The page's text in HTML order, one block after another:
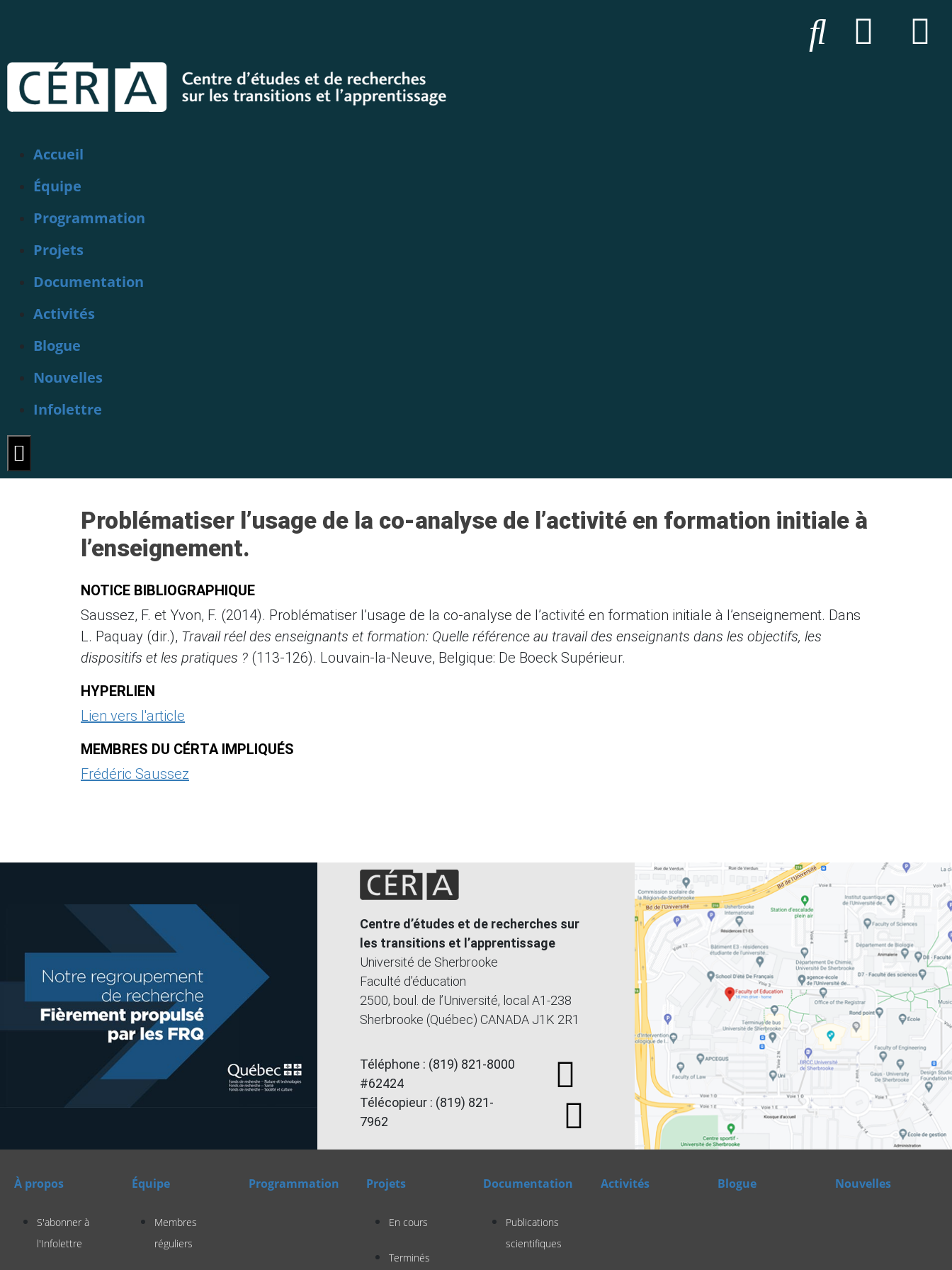
Accueil
Équipe
Programmation
Projets
Documentation
Activités
Blogue
Nouvelles
Infolettre
Hamburger Toggle Menu
Problématiser l’usage de la co-analyse de l’activité en formation initiale à
l’enseignement.
NOTICE BIBLIOGRAPHIQUE
Saussez, F. et Yvon, F. (2014). Problématiser l’usage de la co-analyse de l’activité en formation initiale à l’enseignement. Dans
L. Paquay (dir.), Travail réel des enseignants et formation: Quelle référence au travail des enseignants dans les objectifs, les
dispositifs et les pratiques ? (113-126). Louvain-la-Neuve, Belgique: De Boeck Supérieur.
HYPERLIEN
Lien vers l'article
MEMBRES DU CÉRTA IMPLIQUÉS
Frédéric Saussez
Centre d’études et de recherches sur
les transitions et l’apprentissage
Université de Sherbrooke
Faculté d’éducation
2500, boul. de l’Université, local A1-238
Sherbrooke (Québec) CANADA J1K 2R1
Téléphone : (819) 821-8000
#62424
Télécopieur : (819) 821-
7962
À propos
S'abonner à
l'Infolettre
Équipe
Membres
réguliers
Programmation Projets
En cours
Terminés
Documentation
Publications
scientifiques
Activités Blogue Nouvelles